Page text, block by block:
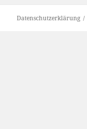
Datenschutzerklärung